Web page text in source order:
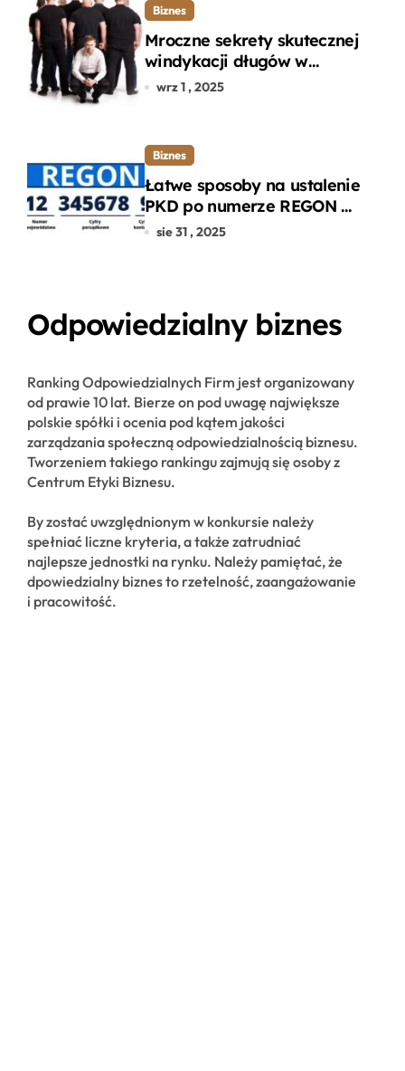
Biznes
Mroczne sekrety skutecznej
windykacji długów w
departamencie windykacji
wrz 1 , 2025
Biznes
Łatwe sposoby na ustalenie
PKD po numerze REGON w
kilku prostych krokach
sie 31 , 2025
Odpowiedzialny biznes
Ranking Odpowiedzialnych Firm jest organizowany
od prawie 10 lat. Bierze on pod uwagę największe
polskie spółki i ocenia pod kątem jakości
zarządzania społeczną odpowiedzialnością biznesu.
Tworzeniem takiego rankingu zajmują się osoby z
Centrum Etyki Biznesu.
By zostać uwzględnionym w konkursie należy
spełniać liczne kryteria, a także zatrudniać
najlepsze jednostki na rynku. Należy pamiętać, że
dpowiedzialny biznes to rzetelność, zaangażowanie
i pracowitość.